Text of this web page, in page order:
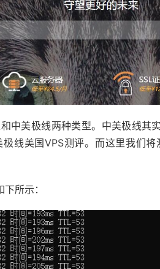
中美极线两种类型。中美极线其
线美国VPS测评。而这里我们
所示：